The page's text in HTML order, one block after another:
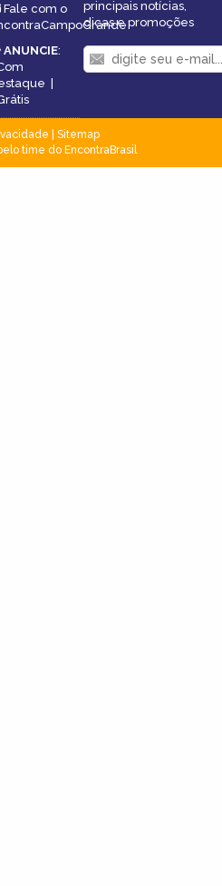
Fale com o
ANUNCIE:
|
principais notícias,
dicas e promoções
Sitemap
time do EncontraBrasil